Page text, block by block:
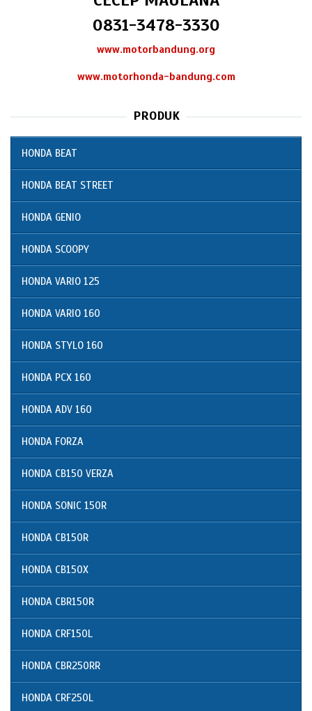
0831-3478-3330
www.motorbandung.org
www.motorhonda-bandung.com
PRODUK
HONDA BEAT
HONDA BEAT STREET
HONDA GENIO
HONDA SCOOPY
HONDA VARIO 125
HONDA VARIO 160
HONDA STYLO 160
HONDA PCX 160
HONDA ADV 160
HONDA FORZA
HONDA CB150 VERZA
HONDA SONIC 150R
HONDA CB150R
HONDA CB150X
HONDA CBR150R
HONDA CRF150L
HONDA CBR250RR
HONDA CRF250L